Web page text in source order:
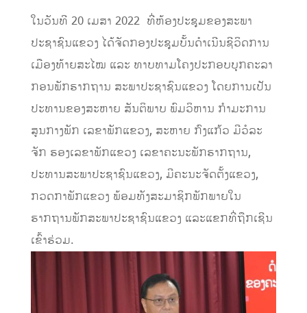
ໃນວັນທີ 20 ເມສາ 2022 ທີ່ຫ້ອງປະຊຸມຂອງສະພາ
ປະຊາຊົນແຂວງ ໄດ້ຈັດກອງປະຊຸມບັ້ນດຳເນີນຊີວິດການ
ເມືອງທ້າຍສະໄໝ ແລະ ທາບທາມໂຄງປະກອບບຸກຄະລາ
ກອນພັກຮາກຖານ ສະພາປະຊາຊົນແຂວງ ໂດຍການເປັນ
ປະທານຂອງສະຫາຍ ສັນຕິພາບ ພົມວິຫານ ກຳມະການ
ສູນກາງພັກ ເລຂາພັກແຂວງ, ສະຫາຍ ກົງແກ້ວ ມີວໍລະ
ຈັກ ຮອງເລຂາພັກແຂວງ ເລຂາຄະນະພັກຮາກຖານ,
ປະທານສະພາປະຊາຊົນແຂວງ, ມີຄະນະຈັດຕັ້ງແຂວງ,
ກວດກາພັກແຂວງ ພ້ອມທັງສະມາຊິກພັກພາຍໃນ
ຮາກຖານພັກສະພາປະຊາຊົນແຂວງ ແລະແຂກທີ່ຖືກເຊີນ
ເຂົ້າຮ່ວມ.